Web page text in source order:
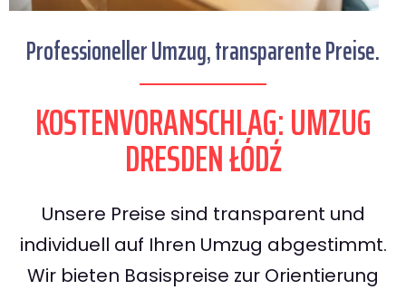
Professioneller Umzug, transparente Preise.
KOSTENVORANSCHLAG: UMZUG
DRESDEN ŁÓDŹ
Unsere Preise sind transparent und
individuell auf Ihren Umzug abgestimmt.
Wir bieten Basispreise zur Orientierung